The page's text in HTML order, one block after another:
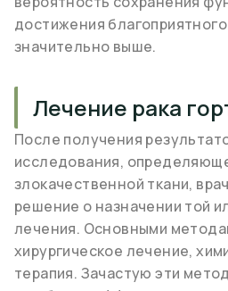
достижения
значительно выше.
Лечение рака
После получения
исследования,
злокачественной ткани,
решение о назначении той
лечения. Основными
хирургическое лечение,
терапия. Зачастую эти